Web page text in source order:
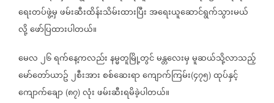
ရေးတပ်ဖွဲ့မှဖမ်းဆီးထိန်းသိမ်းထားပြီးအရေးယူဆောင်ရွက်သွားမယ်
လို့ဖော်ပြထားပါတယ်။
မေလ၂၆ရက်နေ့ကလည်းနမ္မတူမြို့တွင်မန္တလေးမှမူဆယ်သို့လာသည့်
မော်တော်ယာဥ်၂စီးအားစစ်ဆေးရာကျောက်ကြမ်း(၄၇၅) ထုပ်နှင့်
ကျောက်ချော (၈၇) လုံးဖမ်းဆီးရမိခဲ့ပါတယ်။